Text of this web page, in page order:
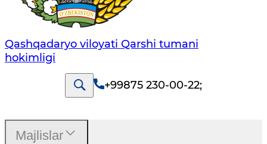
Qashqadaryo viloyati Qarshi tumani
hokimligi
+99875 230-00-22;
Majlislar